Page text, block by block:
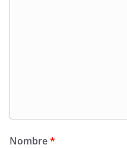
Nombre*